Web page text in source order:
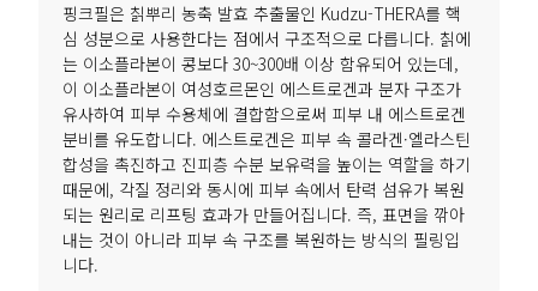
핑크필은 칡뿌리 농축 발효 추출물인 Kudzu-THERA를 핵
심 성분으로 사용한다는 점에서 구조적으로 다릅니다. 칡에
는 이소플라본이 콩보다 30~300배 이상 함유되어 있는데,
이 이소플라본이 여성호르몬인 에스트로겐과 분자 구조가
유사하여 피부 수용체에 결합함으로써 피부 내 에스트로겐
분비를 유도합니다. 에스트로겐은 피부 속 콜라겐·엘라스틴
합성을 촉진하고 진피층 수분 보유력을 높이는 역할을 하기
때문에, 각질 정리와 동시에 피부 속에서 탄력 섬유가 복원
되는 원리로 리프팅 효과가 만들어집니다. 즉, 표면을 깎아
내는 것이 아니라 피부 속 구조를 복원하는 방식의 필링입
니다.